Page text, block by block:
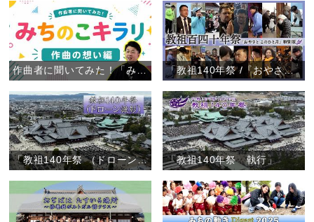
作曲者に聞いてみた！「みちのこキラリ」作曲の想い編 「教祖140年祭 /『おやさと このひと月』特別版」
「教祖140年祭 （ドローン撮影）」 「教祖140年祭 執行」